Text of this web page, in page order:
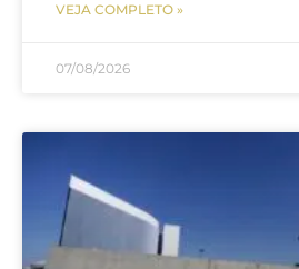
VEJA COMPLETO »
07/08/2026